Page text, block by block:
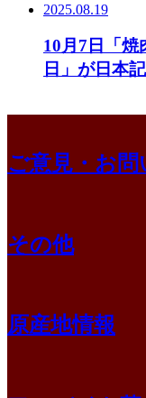
2025.08.19
10月7日「焼
日」が日本
ご意見・お問
その他
原産地情報